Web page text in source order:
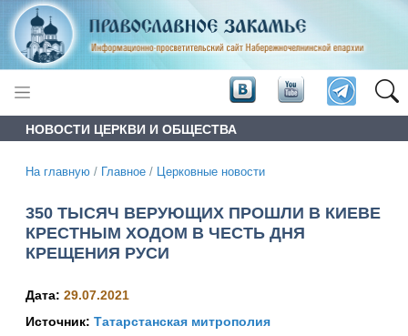
НОВОСТИ ЦЕРКВИ И ОБЩЕСТВА
На главную / Главное / Церковные новости
350 ТЫСЯЧ ВЕРУЮЩИХ ПРОШЛИ В КИЕВЕ
КРЕСТНЫМ ХОДОМ В ЧЕСТЬ ДНЯ
КРЕЩЕНИЯ РУСИ
Дата: 29.07.2021
Источник: Татарстанская митрополия